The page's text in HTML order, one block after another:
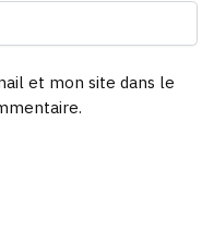
et mon site dans le